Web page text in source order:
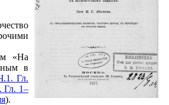
«На
в
Гл.
Гл. 1–
).